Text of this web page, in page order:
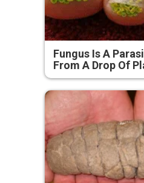
Fungus Is A
From A Drop Of